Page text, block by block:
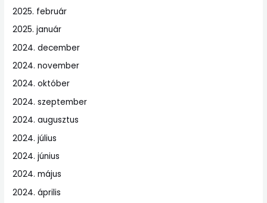
2025. február
2025. január
2024. december
2024. november
2024. október
2024. szeptember
2024. augusztus
2024. július
2024. június
2024. május
2024. április